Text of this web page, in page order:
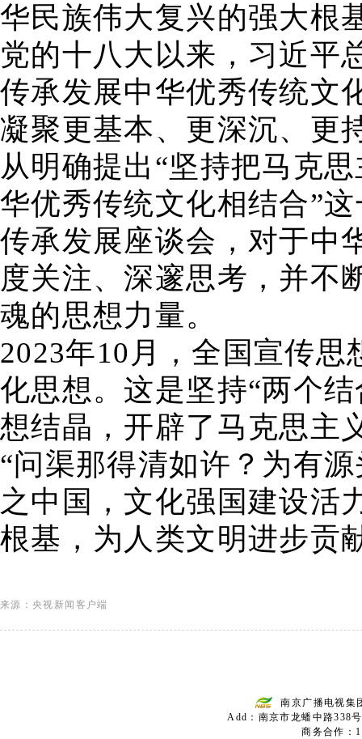
华民族伟大复兴的强大根
党的十八大以来，习近平
传承发展中华优秀传统文
凝聚更基本、更深沉、更
从明确提出“坚持把马克
华优秀传统文化相结合”
传承发展座谈会，对于中
度关注、深邃思考，并不
魂的思想力量。
2023年10月，全国宣传
化思想。这是坚持“两个
想结晶，开辟了马克思主
“问渠那得清如许？为有
之中国，文化强国建设活
根基，为人类文明进步贡
来源：央视新闻客户端
南京广播电视集
Add：南京市龙蟠中路
商务合作：